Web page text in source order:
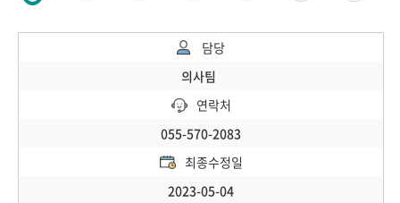
담당
의사팀
연락처
055-570-2083
최종수정일
2023-05-04